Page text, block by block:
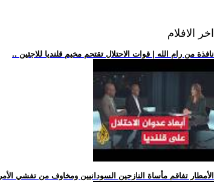
اخر الافلام
.. نافذة من رام الله | قوات الاحتلال تقتحم مخيم قلنديا للاجئين
.. الأمطار تفاقم مأساة النازحين السودانيين ومخاوف من تفشي الأمر